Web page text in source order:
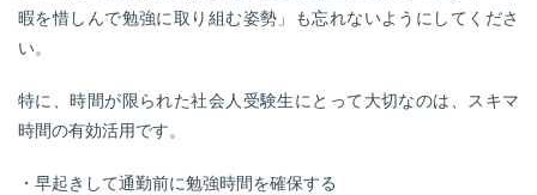
暇を惜しんで勉強に取り組む姿勢」も忘れないようにしてくださ
い。
特に、時間が限られた社会人受験生にとって大切なのは、スキマ
時間の有効活用です。
・早起きして通勤前に勉強時間を確保する